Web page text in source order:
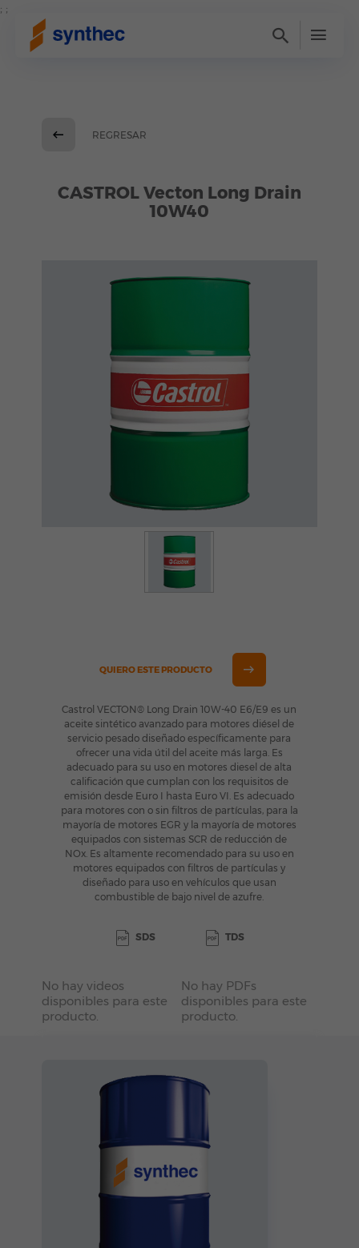
; ;
REGRESAR
CASTROL Vecton Long Drain
10W40
QUIERO ESTE PRODUCTO
Castrol VECTON® Long Drain 10W-40 E6/E9 es un
aceite sintético avanzado para motores diésel de
servicio pesado diseñado específicamente para
ofrecer una vida útil del aceite más larga. Es
adecuado para su uso en motores diesel de alta
calificación que cumplan con los requisitos de
emisión desde Euro I hasta Euro VI. Es adecuado
para motores con o sin filtros de partículas, para la
mayoría de motores EGR y la mayoría de motores
equipados con sistemas SCR de reducción de
NOx. Es altamente recomendado para su uso en
motores equipados con filtros de partículas y
diseñado para uso en vehículos que usan
combustible de bajo nivel de azufre.
SDS TDS
No hay videos
disponibles para este
producto.
No hay PDFs
disponibles para este
producto.